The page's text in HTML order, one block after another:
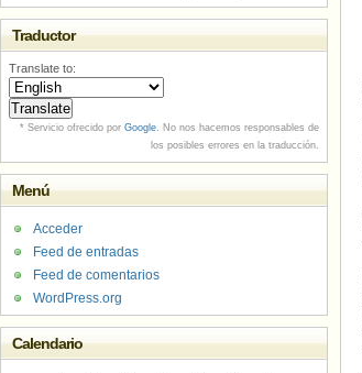
Traductor
Translate to:
* Servicio ofrecido por Google. No nos hacemos responsables de
los posibles errores en la traducción.
Menú
Acceder
Feed de entradas
Feed de comentarios
WordPress.org
Calendario